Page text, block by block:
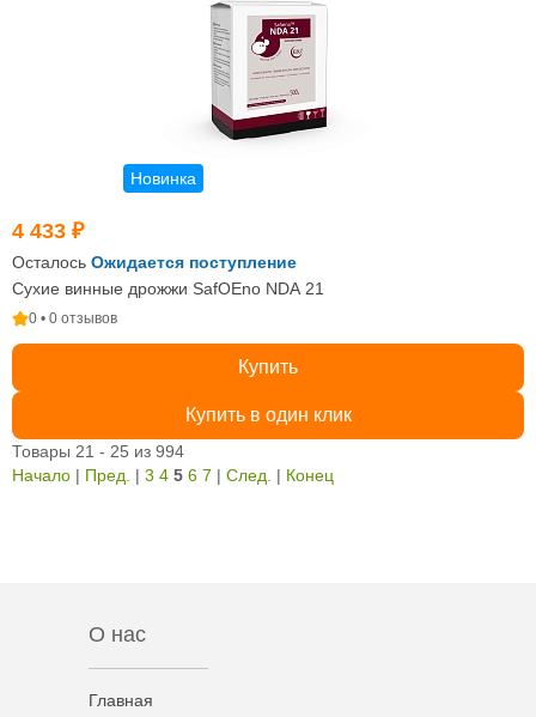
Новинка
4 433 ₽
Осталось Ожидается поступление
Сухие винные дрожжи SafOEno NDA 21
0 • 0 отзывов
Купить
Купить в один клик
Товары 21 - 25 из 994
Начало | Пред. | 3 4 5 6 7 | След. | Конец
О нас
Главная